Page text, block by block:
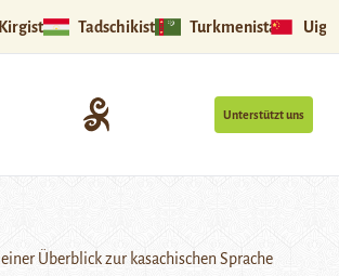
Kirgistan Tadschikistan Turkmenistan
Unterstützt uns
Überblick zur kasachischen Sprache